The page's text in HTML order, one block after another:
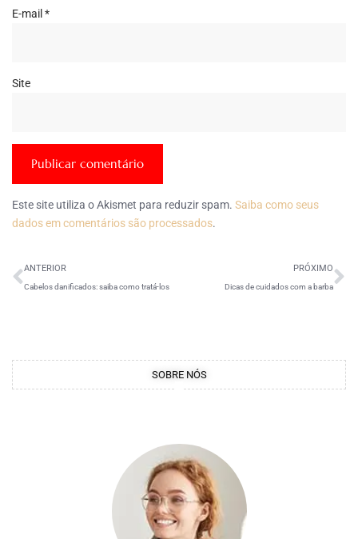
E-mail *
Site
Este site utiliza o Akismet para reduzir spam. Saiba como seus
dados em comentários são processados.
ANTERIOR
Cabelos danificados: saiba como tratá-los
PRÓXIMO
Dicas de cuidados com a barba
SOBRE NÓS